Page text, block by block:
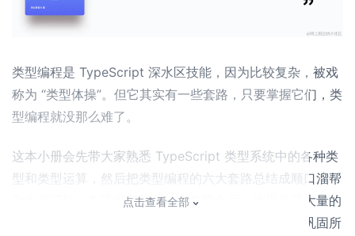
类型编程是 TypeScript 深水区技能，因为比较复杂，被戏
称为 “类型体操”。但它其实有一些套路，只要掌握它们，类
型编程就没那么难了。
这本小册会先带大家熟悉 TypeScript 类型系统中的各种类
型和类型运算，然后把类型编程的六大套路总结成顺口溜帮
助大家记忆。在详细解释每一个套路之后，也提供了大量的
实战案例（案例都有 playground 的地址）帮助大家巩固所
点击查看全部